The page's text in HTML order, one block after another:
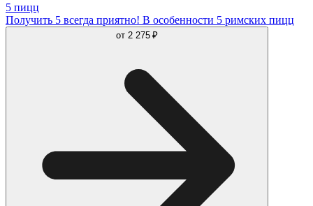
5 пицц
Получить 5 всегда приятно! В особенности 5 римских пицц
от 2 275 ₽